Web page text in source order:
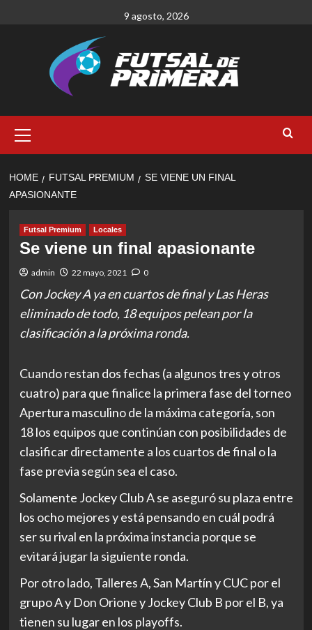
9 agosto, 2026
Menu
HOME FUTSAL PREMIUM
SE VIENE UN FINAL
APASIONANTE
Futsal Premium Locales
Se viene un final apasionante
admin 22 mayo, 2021 0
Con Jockey A ya en cuartos de final y Las Heras
eliminado de todo, 18 equipos pelean por la
clasificación a la próxima ronda.
Cuando restan dos fechas (a algunos tres y otros
cuatro) para que finalice la primera fase del torneo
Apertura masculino de la máxima categoría, son
18 los equipos que continúan con posibilidades de
clasificar directamente a los cuartos de final o la
fase previa según sea el caso.
Solamente Jockey Club A se aseguró su plaza entre
los ocho mejores y está pensando en cuál podrá
ser su rival en la próxima instancia porque se
evitará jugar la siguiente ronda.
Por otro lado, Talleres A, San Martín y CUC por el
grupo A y Don Orione y Jockey Club B por el B, ya
tienen su lugar en los playoffs.